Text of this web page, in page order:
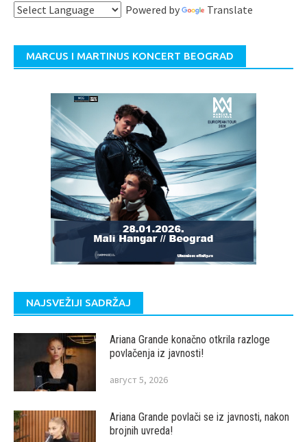
Powered by Translate
MARCUS I MARTINUS KONCERT BEOGRAD
NAJSVEŽIJI SADRŽAJ
Ariana Grande konačno otkrila razloge
povlačenja iz javnosti!
август 5, 2026
Ariana Grande povlači se iz javnosti, nakon
brojnih uvreda!